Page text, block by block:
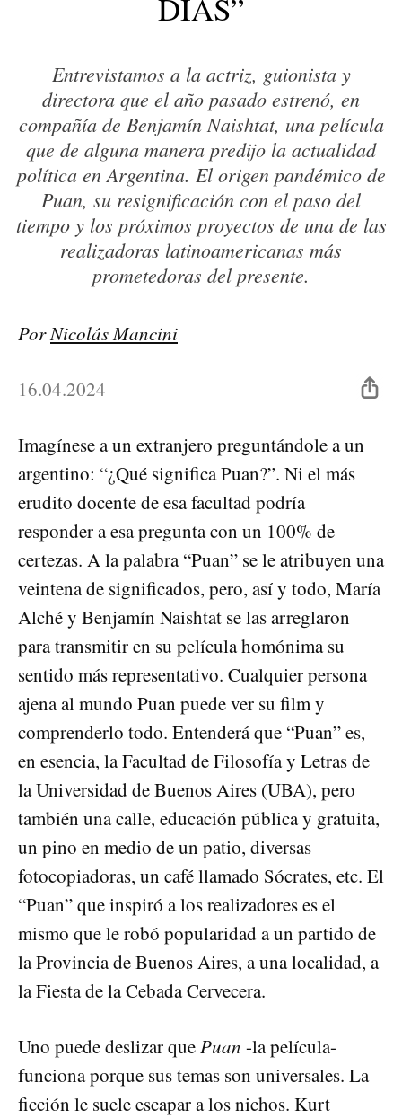
DÍAS”
Entrevistamos a la actriz, guionista y
directora que el año pasado estrenó, en
compañía de Benjamín Naishtat, una película
que de alguna manera predijo la actualidad
política en Argentina. El origen pandémico de
Puan, su resignificación con el paso del
tiempo y los próximos proyectos de una de las
realizadoras latinoamericanas más
prometedoras del presente.
PorNicolás Mancini
16.04.2024
Imagínese a un extranjero preguntándole a un
argentino: “¿Qué significa Puan?”. Ni el más
erudito docente de esa facultad podría
responder a esa pregunta con un 100% de
certezas. A la palabra “Puan” se le atribuyen una
veintena de significados, pero, así y todo, María
Alché y Benjamín Naishtat se las arreglaron
para transmitir en su película homónima su
sentido más representativo. Cualquier persona
ajena al mundo Puan puede ver su film y
comprenderlo todo. Entenderá que “Puan” es,
en esencia, la Facultad de Filosofía y Letras de
la Universidad de Buenos Aires (UBA), pero
también una calle, educación pública y gratuita,
un pino en medio de un patio, diversas
fotocopiadoras, un café llamado Sócrates, etc. El
“Puan” que inspiró a los realizadores es el
mismo que le robó popularidad a un partido de
la Provincia de Buenos Aires, a una localidad, a
la Fiesta de la Cebada Cervecera.
Uno puede deslizar quePuan -la película-
funciona porque sus temas son universales. La
ficción le suele escapar a los nichos. Kurt